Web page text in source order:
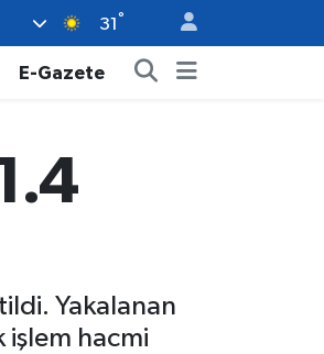
31 °
E-Gazete
Yakalanan
işlem hacmi